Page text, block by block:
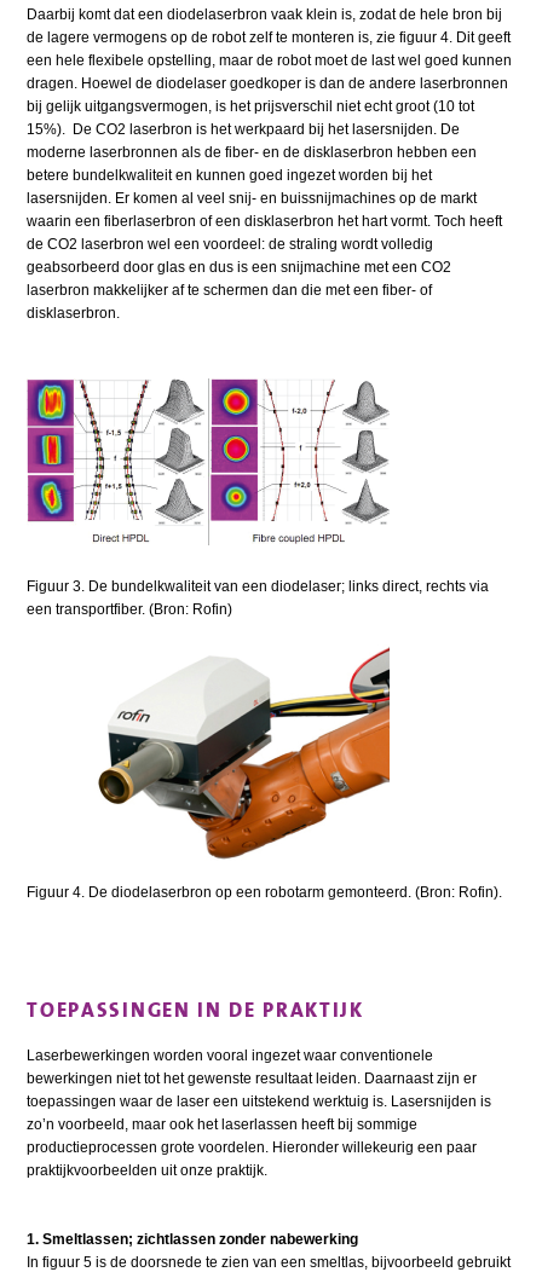
Daarbij komt dat een diodelaserbron vaak klein is, zodat de hele bron bij
de lagere vermogens op de robot zelf te monteren is, zie figuur 4. Dit geeft
een hele flexibele opstelling, maar de robot moet de last wel goed kunnen
dragen. Hoewel de diodelaser goedkoper is dan de andere laserbronnen
bij gelijk uitgangsvermogen, is het prijsverschil niet echt groot (10 tot
15%). De CO2 laserbron is het werkpaard bij het lasersnijden. De
moderne laserbronnen als de fiber- en de disklaserbron hebben een
betere bundelkwaliteit en kunnen goed ingezet worden bij het
lasersnijden. Er komen al veel snij- en buissnijmachines op de markt
waarin een fiberlaserbron of een disklaserbron het hart vormt. Toch heeft
de CO2 laserbron wel een voordeel: de straling wordt volledig
geabsorbeerd door glas en dus is een snijmachine met een CO2
laserbron makkelijker af te schermen dan die met een fiber- of
disklaserbron.
Figuur 3. De bundelkwaliteit van een diodelaser; links direct, rechts via
een transportfiber. (Bron: Rofin)
Figuur 4. De diodelaserbron op een robotarm gemonteerd. (Bron: Rofin).
TOEPASSINGEN IN DE PRAKTIJK
Laserbewerkingen worden vooral ingezet waar conventionele
bewerkingen niet tot het gewenste resultaat leiden. Daarnaast zijn er
toepassingen waar de laser een uitstekend werktuig is. Lasersnijden is
zo’n voorbeeld, maar ook het laserlassen heeft bij sommige
productieprocessen grote voordelen. Hieronder willekeurig een paar
praktijkvoorbeelden uit onze praktijk.
1. Smeltlassen; zichtlassen zonder nabewerking
In figuur 5 is de doorsnede te zien van een smeltlas, bijvoorbeeld gebruikt